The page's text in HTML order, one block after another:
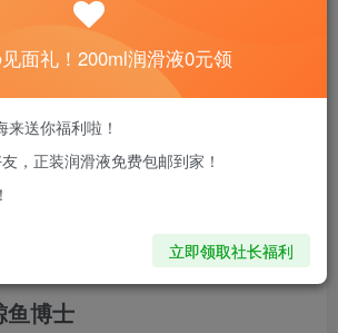
新用户注册并加好友，免费领
200ml润滑液哦～
是是一种奇妙而又实惠的性欲宣
你的性生活增添情趣，又不冒着
鱼博士
面礼！200ml润滑液0元领
送你福利啦！
，正装润滑液免费包邮到家！
立即领取社长福利